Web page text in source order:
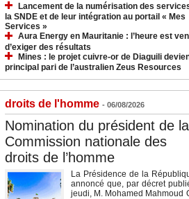
Lancement de la numérisation des
la SNDE et de leur intégration au portail « Mes
Services »
Aura Energy en Mauritanie : l’heure est
d’exiger des résultats
Mines : le projet cuivre-or de Diaguili
principal pari de l’australien Zeus Resources
droits de l'homme - 06/08/2026
Nomination du président de la
Commission nationale des
droits de l’homme
La Présidence de la
annoncé que, par décret
jeudi, M. Mohamed Mahmoud